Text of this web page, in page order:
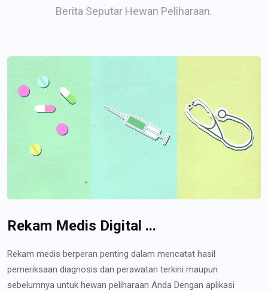
Berita Seputar Hewan Peliharaan.
Rekam Medis Digital ...
Rekam medis berperan penting dalam mencatat hasil
pemeriksaan diagnosis dan perawatan terkini maupun
sebelumnya untuk hewan peliharaan Anda Dengan aplikasi